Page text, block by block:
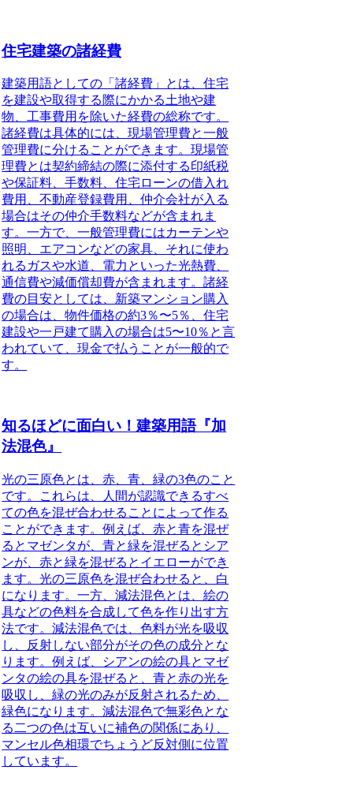
住宅建築の諸経費
建築用語としての「諸経費」とは、住宅
を建設や取得する際にかかる土地や建
物、工事費用を除いた経費の総称です。
諸経費は具体的には、現場管理費と一般
管理費に分けることができます。現場管
理費とは契約締結の際に添付する印紙税
や保証料、手数料、住宅ローンの借入れ
費用、不動産登録費用、仲介会社が入る
場合はその仲介手数料などが含まれま
す。一方で、一般管理費にはカーテンや
照明、エアコンなどの家具、それに使わ
れるガスや水道、電力といった光熱費、
通信費や減価償却費が含まれます。諸経
費の目安としては、新築マンション購入
の場合は、物件価格の約3％〜5％、住宅
建設や一戸建て購入の場合は5〜10％と言
われていて、現金で払うことが一般的で
す。
知るほどに面白い！建築用語『加
法混色』
光の三原色とは、赤、青、緑の3色のこと
です。これらは、人間が認識できるすべ
ての色を混ぜ合わせることによって作る
ことができます。例えば、赤と青を混ぜ
るとマゼンタが、青と緑を混ぜるとシア
ンが、赤と緑を混ぜるとイエローができ
ます。光の三原色を混ぜ合わせると、白
になります。一方、減法混色とは、絵の
具などの色料を合成して色を作り出す方
法です。減法混色では、色料が光を吸収
し、反射しない部分がその色の成分とな
ります。例えば、シアンの絵の具とマゼ
ンタの絵の具を混ぜると、青と赤の光を
吸収し、緑の光のみが反射されるため、
緑色になります。減法混色で無彩色とな
る二つの色は互いに補色の関係にあり、
マンセル色相環でちょうど反対側に位置
しています。